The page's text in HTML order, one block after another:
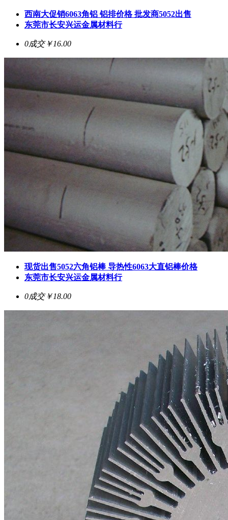
西南大促销6063角铝 铝排价格 批发商5052出售
东莞市长安兴运金属材料行
0成交￥16.00
现货出售5052六角铝棒 导热性6063大直铝棒价格
东莞市长安兴运金属材料行
0成交￥18.00